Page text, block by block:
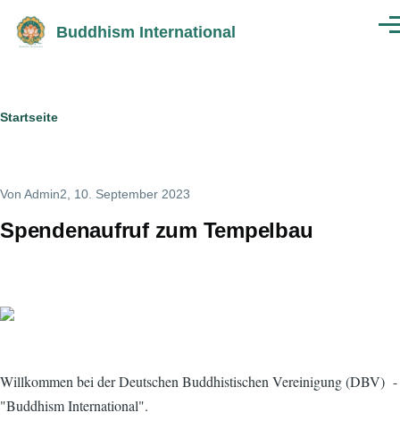
Buddhism International
Pfadnavigation
Startseite
Von Admin2 , 10. September 2023
Spendenaufruf zum Tempelbau
Willkommen bei der Deutschen Buddhistischen Vereinigung (DBV) -
"Buddhism International".